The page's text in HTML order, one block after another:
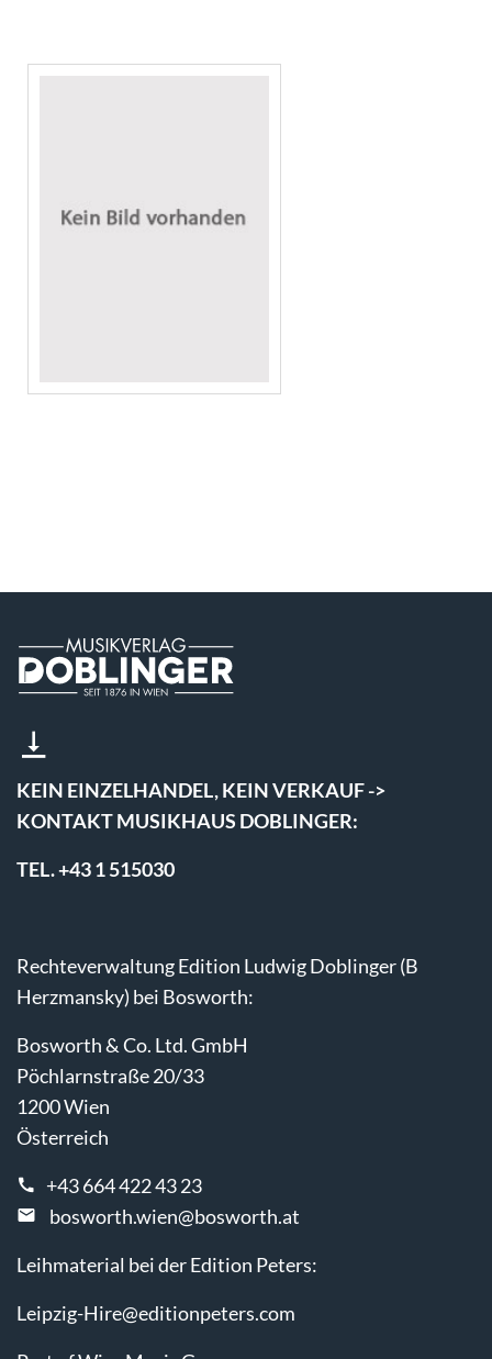
KEIN EINZELHANDEL, KEIN VERKAUF ->
KONTAKT MUSIKHAUS DOBLINGER:
TEL. +43 1 515030
Rechteverwaltung Edition Ludwig Doblinger (B
Herzmansky) bei Bosworth:
Bosworth & Co. Ltd. GmbH
Pöchlarnstraße 20/33
1200 Wien
Österreich
+43 664 422 43 23
bosworth.wien@bosworth.at
Leihmaterial bei der Edition Peters:
Leipzig-Hire@editionpeters.com